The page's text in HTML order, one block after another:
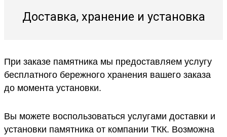
Доставка, хранение и установка
При заказе памятника мы предоставляем услугу
бесплатного бережного хранения вашего заказа
до момента установки.
Вы можете воспользоваться услугами доставки и
установки памятника от компании ТКК. Возможна